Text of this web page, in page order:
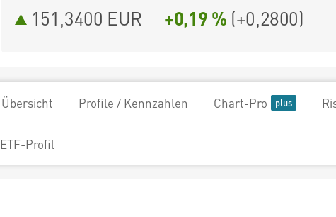
151,3400 EUR +0,19 % (+0,2800)
Übersicht Profile / Kennzahlen Chart-Pro
ETF-Profil